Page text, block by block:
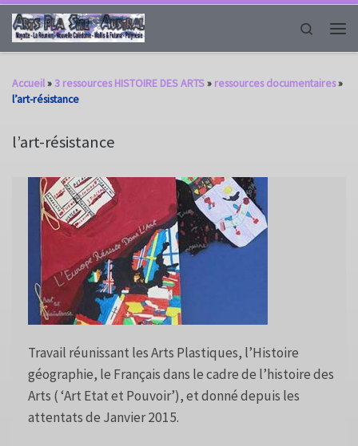
Passer au contenu
Search
Accueil»3 ressources HISTOIRE DES ARTS» ressources documentaires»
l’art-résistance
l’art-résistance
Travail réunissant les Arts Plastiques, l’Histoire
géographie, le Français dans le cadre de l’histoire des
Arts ( ‘Art Etat et Pouvoir’), et donné depuis les
attentats de Janvier 2015.